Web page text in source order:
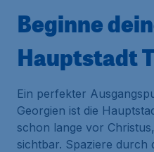
Beginne
Hauptstadt
Ein perfekter
Georgien ist die
schon lange vor
sichtbar. Spaziere durch